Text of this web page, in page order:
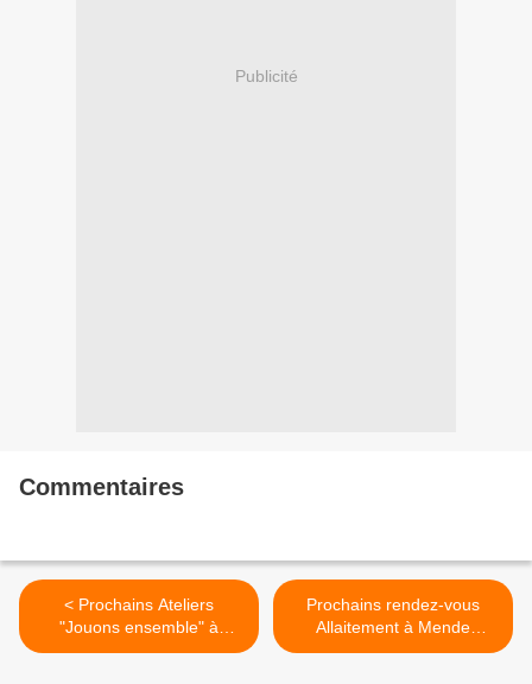
Publicité
Commentaires
< Prochains Ateliers
"Jouons ensemble" à
Mende 29 Fév et 8 mars
Prochains rendez-vous
Allaitement à Mende
Mars/Avril/Juin 2020 >